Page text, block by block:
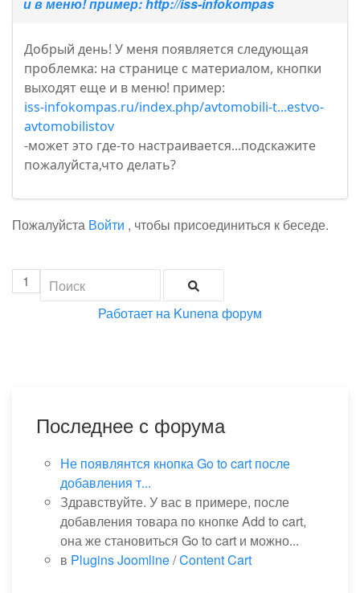
и в меню! пример: http://iss-infokompas
Добрый день! У меня появляется следующая
проблемка: на странице с материалом, кнопки
выходят еще и в меню! пример:
iss-infokompas.ru/index.php/avtomobili-t...estvo-
avtomobilistov
-может это где-то настраивается...подскажите
пожалуйста,что делать?
Пожалуйста Войти , чтобы присоединиться к беседе.
1
Работает на Kunena форум
Последнее с форума
Не появлянтся кнопка Go to cart после
добавления т...
Здравствуйте. У вас в примере, после
добавления товара по кнопке Add to cart,
она же становиться Go to cart и можно...
в Plugins Joomline/Content Cart